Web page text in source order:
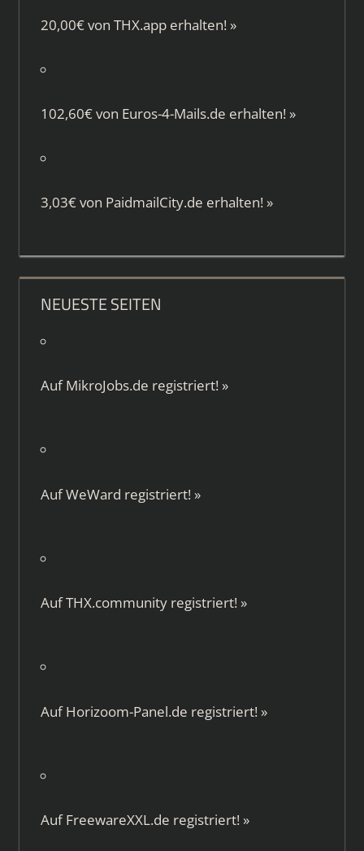
20,00€ von THX.apperhalten! »
102,60€ von Euros-4-Mails.de erhalten! »
3,03€ von PaidmailCity.de erhalten! »
NEUESTE SEITEN
AufMikroJobs.de registriert! »
AufWeWard registriert! »
AufTHX.communityregistriert! »
AufHorizoom-Panel.de registriert! »
AufFreewareXXL.de registriert! »